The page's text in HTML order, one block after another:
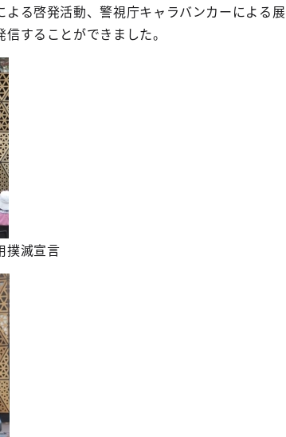
る啓発活動、警視庁キャラバンカーによる展
することができました。
撲滅宣言